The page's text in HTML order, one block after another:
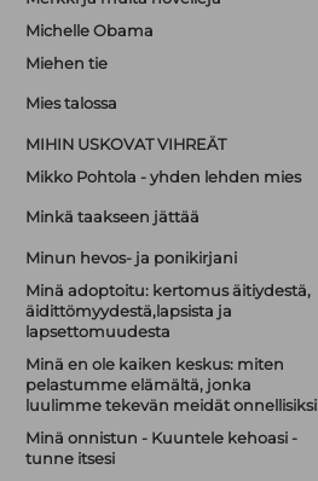
Michelle Obama
Miehen tie
Mies talossa
MIHIN USKOVAT VIHREÄT
Mikko Pohtola - yhden lehden mies
Minkä taakseen jättää
Minun hevos- ja ponikirjani
Minä adoptoitu: kertomus äitiydestä,
äidittömyydestä,lapsista ja
lapsettomuudesta
Minä en ole kaiken keskus: miten
pelastumme elämältä, jonka
luulimme tekevän meidät onnellisiksi
Minä onnistun - Kuuntele kehoasi -
tunne itsesi